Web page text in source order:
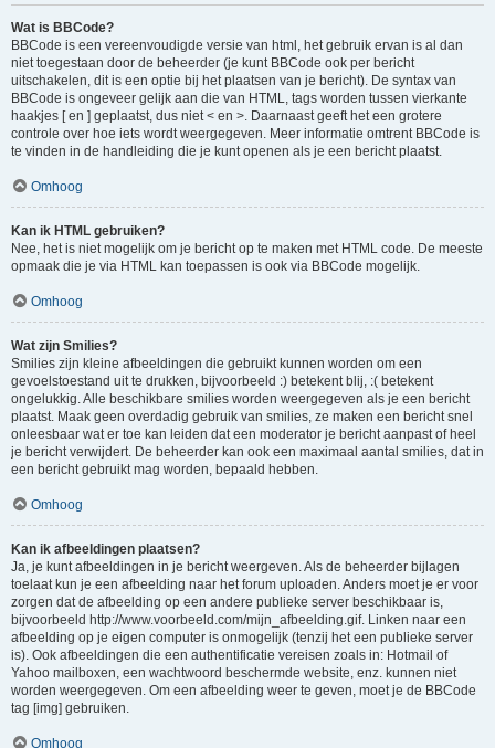
Wat is BBCode?
BBCode is een vereenvoudigde versie van html, het gebruik ervan is al dan
niet toegestaan door de beheerder (je kunt BBCode ook per bericht
uitschakelen, dit is een optie bij het plaatsen van je bericht). De syntax van
BBCode is ongeveer gelijk aan die van HTML, tags worden tussen vierkante
haakjes [ en ] geplaatst, dus niet < en >. Daarnaast geeft het een grotere
controle over hoe iets wordt weergegeven. Meer informatie omtrent BBCode is
te vinden in de handleiding die je kunt openen als je een bericht plaatst.
Omhoog
Kan ik HTML gebruiken?
Nee, het is niet mogelijk om je bericht op te maken met HTML code. De meeste
opmaak die je via HTML kan toepassen is ook via BBCode mogelijk.
Omhoog
Wat zijn Smilies?
Smilies zijn kleine afbeeldingen die gebruikt kunnen worden om een
gevoelstoestand uit te drukken, bijvoorbeeld :) betekent blij, :( betekent
ongelukkig. Alle beschikbare smilies worden weergegeven als je een bericht
plaatst. Maak geen overdadig gebruik van smilies, ze maken een bericht snel
onleesbaar wat er toe kan leiden dat een moderator je bericht aanpast of heel
je bericht verwijdert. De beheerder kan ook een maximaal aantal smilies, dat in
een bericht gebruikt mag worden, bepaald hebben.
Omhoog
Kan ik afbeeldingen plaatsen?
Ja, je kunt afbeeldingen in je bericht weergeven. Als de beheerder bijlagen
toelaat kun je een afbeelding naar het forum uploaden. Anders moet je er voor
zorgen dat de afbeelding op een andere publieke server beschikbaar is,
bijvoorbeeld http://www.voorbeeld.com/mijn_afbeelding.gif. Linken naar een
afbeelding op je eigen computer is onmogelijk (tenzij het een publieke server
is). Ook afbeeldingen die een authentificatie vereisen zoals in: Hotmail of
Yahoo mailboxen, een wachtwoord beschermde website, enz. kunnen niet
worden weergegeven. Om een afbeelding weer te geven, moet je de BBCode
tag [img] gebruiken.
Omhoog